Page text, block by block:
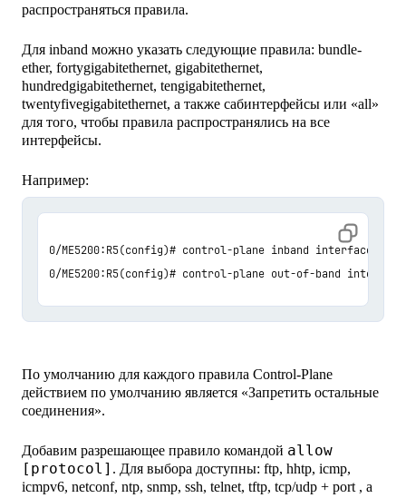
распространяться правила.
Для inband можно указать cледующие правила: bundle-
ether, fortygigabitethernet, gigabitethernet,
hundredgigabitethernet, tengigabitethernet,
twentyfivegigabitethernet, а также сабинтерфейсы или «all»
для того, чтобы правила распространялись на все
интерфейсы.
Например:
0/ME5200:R5(config)# control-plane inband interface all
0/ME5200:R5(config)# control-plane out-of-band
По умолчанию для каждого правила Control-Plane
действием по умолчанию является «Запретить остальные
соединения».
Добавим разрешающее правило командой allow
[protocol] . Для выбора доступны: ftp, hhtp, icmp,
icmpv6, netconf, ntp, snmp, ssh, telnet, tftp, tcp/udp + port , а